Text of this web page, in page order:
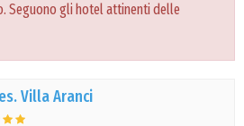
Seguono gli hotel attinenti delle
Villa Aranci